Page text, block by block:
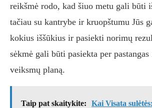
reikšmė rodo, kad šiuo metu gali būti
tačiau su kantrybe ir kruopštumu Jūs
kokius iššūkius ir pasiekti norimų
sėkmė gali būti pasiekta per
veiksmų planą.
Taip pat skaitykite:
Kai Visata